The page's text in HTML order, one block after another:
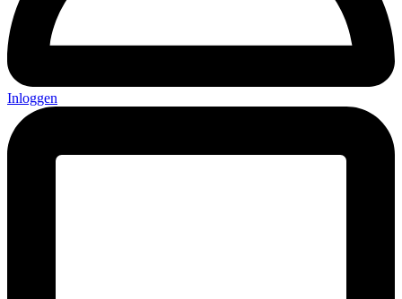
Inloggen